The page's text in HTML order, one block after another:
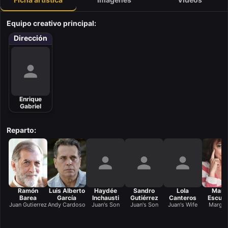
Equipo creativo principal:
Dirección
Enrique
Gabriel
Reparto:
Ramón
Barea
Juan Gutierrez
Luis Alberto
García
Andy Cardoso
Haydée
Inchausti
Juan's Son
Sandro
Gutiérrez
Juan's Son
Lola
Canteros
Juan's Wife